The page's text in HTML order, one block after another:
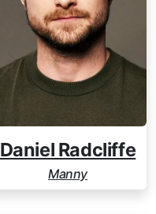
Daniel Radcliffe
Manny